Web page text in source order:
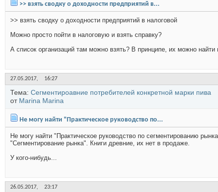
>> взять сводку о доходности предприятий в...
>> взять сводку о доходности предприятий в налоговой
Можно просто пойти в налоговую и взять справку?
А список организаций там можно взять? В принципе, их можно найти
27.05.2017, 16:27
Тема: Сегментироавние потребителей конкретной марки пива
от Marina Marina
Не могу найти "Практическое руководство по...
Не могу найти "Практическое руководство по сегментированию
"Сегментирование рынка". Книги древние, их нет в продаже.
У кого-нибудь...
26.05.2017, 23:17